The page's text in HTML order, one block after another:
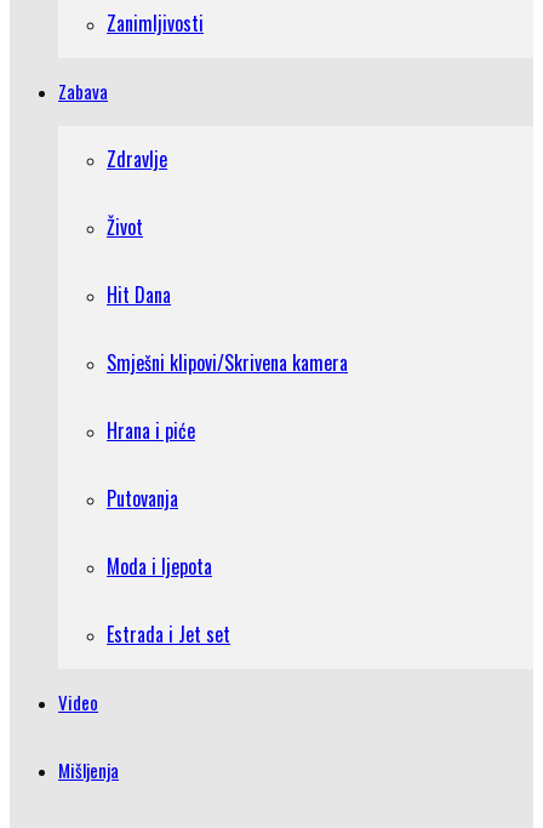
Zanimljivosti
Zabava
Zdravlje
Život
Hit Dana
Smješni klipovi/Skrivena kamera
Hrana i piće
Putovanja
Moda i ljepota
Estrada i Jet set
Video
Mišljenja